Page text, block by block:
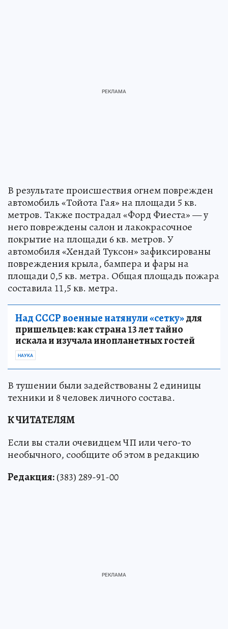
В результате происшествия огнем поврежден
автомобиль «Тойота Гая» на площади 5 кв.
метров. Также пострадал «Форд Фиеста» — у
него повреждены салон и лакокрасочное
покрытие на площади 6 кв. метров. У
автомобиля «Хендай Туксон» зафиксированы
повреждения крыла, бампера и фары на
площади 0,5 кв. метра. Общая площадь пожара
составила 11,5 кв. метра.
Над СССР военные натянули «сетку»для
пришельцев: как страна 13 лет тайно
искала и изучала инопланетных гостей
НАУКА
В тушении были задействованы 2 единицы
техники и 8 человек личного состава.
К ЧИТАТЕЛЯМ
Если вы стали очевидцем ЧП или чего-то
необычного, сообщите об этом в редакцию
Редакция:(383) 289-91-00